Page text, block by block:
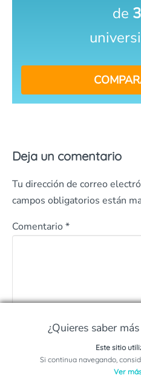
de
Deja un comentario
Tu dirección de correo
campos obligatorios están
Comentario *
¿Quieres saber
Solicita información
Este sitio
Si continua navegando,
Ver